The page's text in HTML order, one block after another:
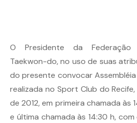
O Presidente da Federação
Taekwon-do, no uso de suas
do presente convocar
realizada no Sport Club do
de 2012, em primeira chamada às
e última chamada às 14:30 h,